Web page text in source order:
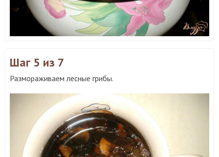
Шаг 5 из 7
Размораживаем лесные грибы.